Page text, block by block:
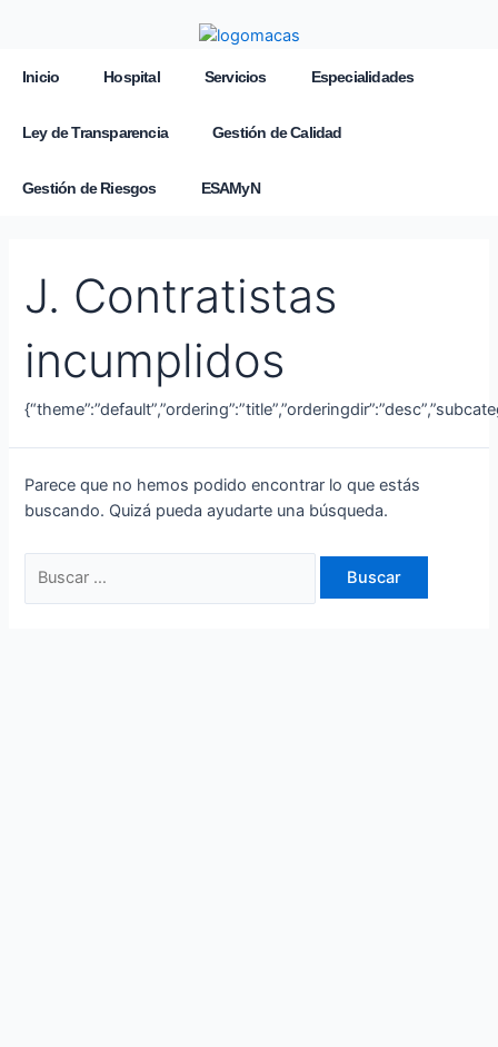
Inicio Hospital Servicios Especialidades
Ley de Transparencia Gestión de Calidad
Gestión de Riesgos ESAMyN
J. Contratistas
incumplidos
Parece que no hemos podido encontrar lo que estás
buscando. Quizá pueda ayudarte una búsqueda.